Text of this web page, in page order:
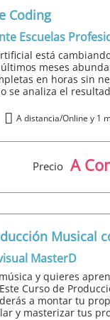
Coding
Escuelas
está
meses
en horas sin
se analiza el
A distancia/Online y 1
Precio A
Musical
MasterD
y quieres
Curso de
a montar tu
y masterizar tus